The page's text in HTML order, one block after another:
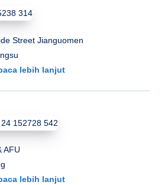
Street Jianguomen
lebih lanjut
AFU
lebih lanjut